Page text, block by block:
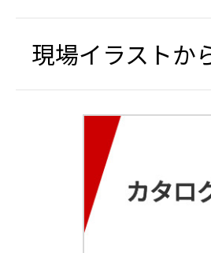
現場イラストか